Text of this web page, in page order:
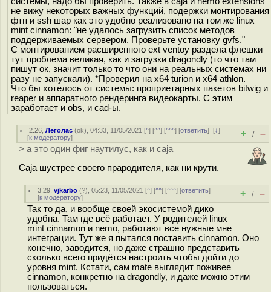
не вижу некоторых важных функций, подержки монтирования
фтп и ssh шар как это удобно реализовано на том же linux
mint cinnamon: "не удалось загрузить список методов
поддерживаемых сервером. Проверьте установку gvfs."
С монтированием расширенного ext ventoy раздела флешки
тут проблема великая, как и загрузки dragondly (то что там
пишут ок, значит только то что они на реальных системах ни
разу не запускали). *Проверил на х64 turion и х64 athlon.
Что бы хотелось от системы: проприетарных пакетов bitwig и
reaper и аппаратного рендеринга видеокарты. С этим
заработает и obs, и cad-ы.
2.26 ,Леголас (ok), 04:33, 11/05/2021 [^] [^^] [^^^] [ответить][↓]
[к модератору] + / –
> а это один фиг наутилус, как и caja
Caja шустрее своего прародителя, как ни крути.
3.29 ,vjkarbo (?), 05:23, 11/05/2021 [^] [^^] [^^^] [ответить]
[к модератору] + / –
Так то да, и вообще своей экосистемой дико
удобна. Там где всё работает. У родителей linux
mint cinnamon и nemo, работают все нужные мне
интеграции. Тут же я пытался поставить cinnamon. Оно
конечно, заводится, но даже страшно представить
сколько всего придётся настроить чтобы дойти до
уровня mint. Кстати, сам mate выглядит поживее
cinnamon, конкретно на dragondly, и даже можно этим
пользоваться.